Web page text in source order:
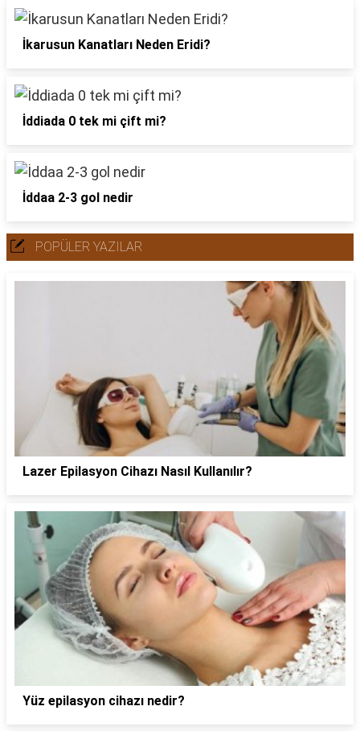
İkarusun Kanatları Neden Eridi?
İddiada 0 tek mi çift mi?
İddaa 2-3 gol nedir
POPÜLER YAZILAR
Lazer Epilasyon Cihazı Nasıl Kullanılır?
Yüz epilasyon cihazı nedir?